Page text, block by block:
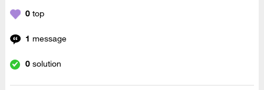
0 top
1 message
0 solution